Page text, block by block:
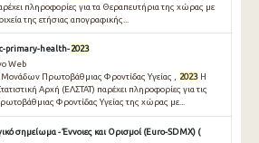
πληροφορίες για τα Θεραπευτήρια της χώρας με
της ετήσιας απογραφικής...
primary-health- 2023
Web
Πρωτοβάθμιας Φροντίδας Υγείας , 2023Η
Αρχή (ΕΛΣΤΑΤ) παρέχει πληροφορίες για τις
Φροντίδας Υγείας της χώρας με...
σημείωμα - Έννοιες και Ορισμοί (Euro-SDMX) (